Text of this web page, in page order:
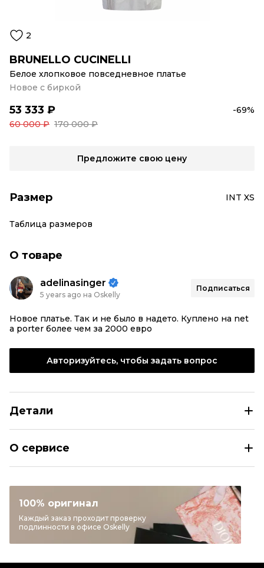
2
BRUNELLO CUCINELLI
Белое хлопковое повседневное платье
Новое с биркой
53 333 ₽
-69%
60 000 ₽ 170 000 ₽
Предложите свою цену
Размер INT XS
Таблица размеров
О товаре
adelinasinger
5 years ago на Oskelly
Подписаться
Новое платье. Так и не было в надето. Куплено на net
a porter более чем за 2000 евро
Авторизуйтесь, чтобы задать вопрос
Детали
Категория
Повседневные платья
Бренд
BRUNELLO CUCINELLI
Материал одежды
Хлопок
О сервисе
100% оригинал
Каждый заказ проходит проверку
подлинности в офисе Oskelly